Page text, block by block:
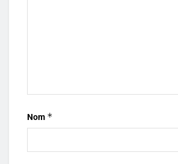
Nom *